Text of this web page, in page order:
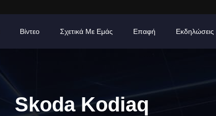
Βίντεο Σχετικά Με Εμάς Επαφή Εκδηλώσεις
Skoda Kodiaq